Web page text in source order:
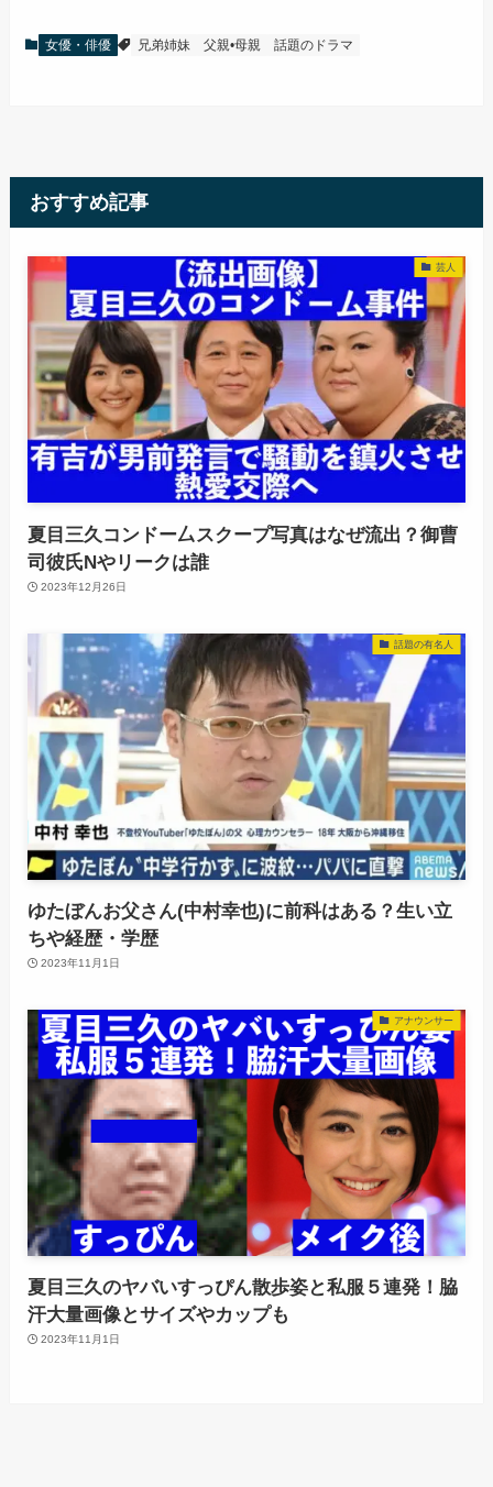
女優・俳優 兄弟姉妹 父親•母親 話題のドラマ
おすすめ記事
芸人
夏目三久コンドー厶スクープ写真はなぜ流出？御曹
司彼氏Nやリークは誰
2023年12月26日
話題の有名人
ゆたぼんお父さん(中村幸也)に前科はある？生い立
ちや経歴・学歴
2023年11月1日
アナウンサー
夏目三久のヤバいすっぴん散歩姿と私服５連発！脇
汗大量画像とサイズやカップも
2023年11月1日